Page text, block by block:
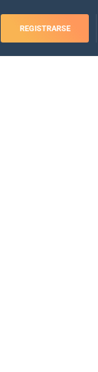
REGISTRARSE